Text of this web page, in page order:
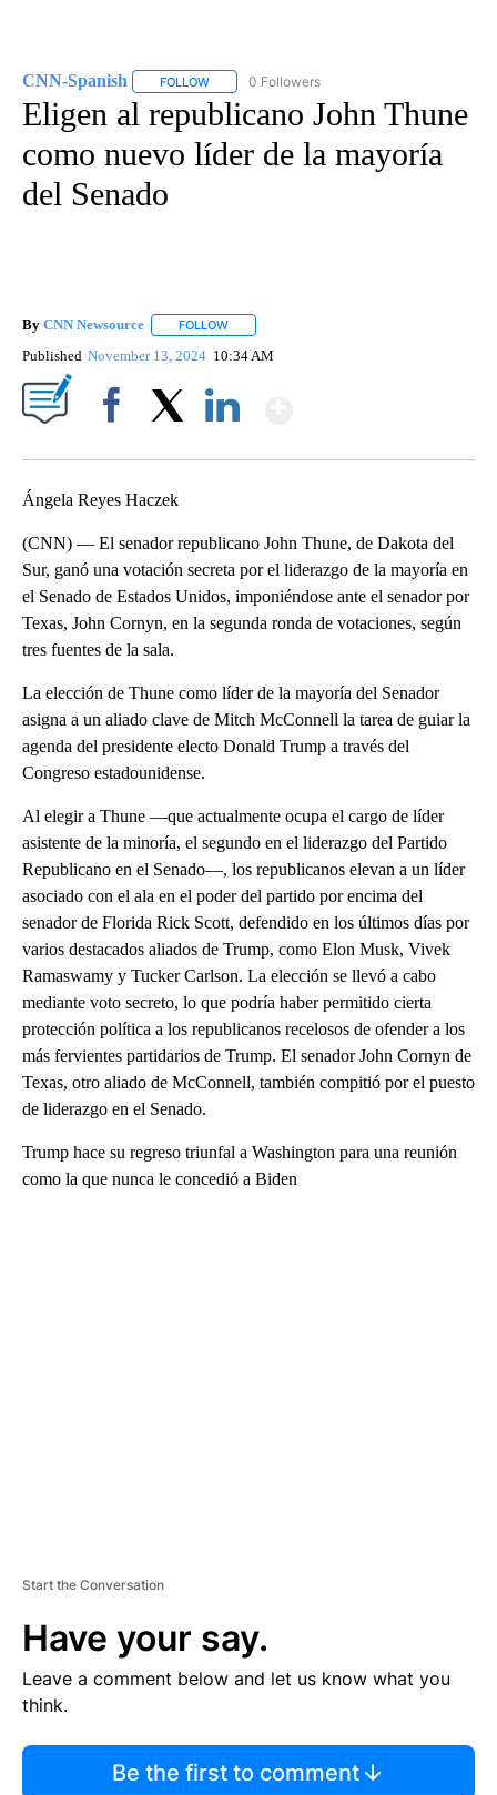
CNN-Spanish FOLLOW FOLLOW "CNN-SPANISH" TO RECEIVE
0 Followers
Eligen al republicano John Thune
como nuevo líder de la mayoría
del Senado
By CNN Newsource FOLLOW
Published November 13, 2024 10:34 AM
Ángela Reyes Haczek
(CNN) — El senador republicano John Thune, de Dakota del
Sur, ganó una votación secreta por el liderazgo de la mayoría en
el Senado de Estados Unidos, imponiéndose ante el senador por
Texas, John Cornyn, en la segunda ronda de votaciones, según
tres fuentes de la sala.
La elección de Thune como líder de la mayoría del Senador
asigna a un aliado clave de Mitch McConnell la tarea de guiar la
agenda del presidente electo Donald Trump a través del
Congreso estadounidense.
Al elegir a Thune —que actualmente ocupa el cargo de líder
asistente de la minoría, el segundo en el liderazgo del Partido
Republicano en el Senado—, los republicanos elevan a un líder
asociado con el ala en el poder del partido por encima del
senador de Florida Rick Scott, defendido en los últimos días por
varios destacados aliados de Trump, como Elon Musk, Vivek
Ramaswamy y Tucker Carlson. La elección se llevó a cabo
mediante voto secreto, lo que podría haber permitido cierta
protección política a los republicanos recelosos de ofender a los
más fervientes partidarios de Trump. El senador John Cornyn de
Texas, otro aliado de McConnell, también compitió por el puesto
de liderazgo en el Senado.
Trump hace su regreso triunfal a Washington para una reunión
como la que nunca le concedió a Biden
Start the Conversation
Have your say.
Leave a comment below and let us know what you
think.
Be the first to comment